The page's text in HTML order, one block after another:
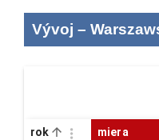
Vývoj –
rok
miera